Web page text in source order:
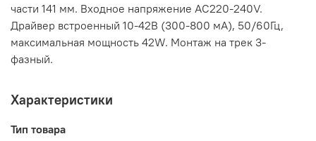
части 141 мм. Входное напряжение AC220-240V.
Драйвер встроенный 10-42В (300-800 мА), 50/60Гц,
максимальная мощность 42W. Монтаж на трек 3-
фазный.
Характеристики
Тип товара